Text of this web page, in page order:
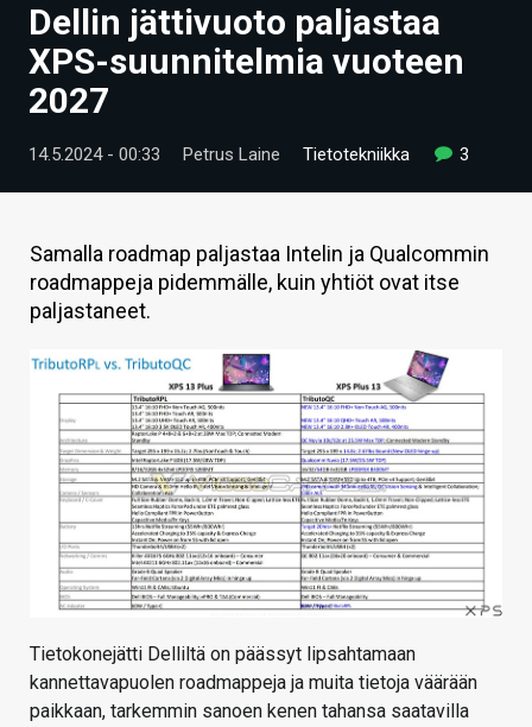
UUTISET
ARTIKKELIT
VIDEOT
TECHBBS
TIETOA
HINTA.FI
VAIHDA TEEMA
HAKU
Dellin jättivuoto paljastaa
XPS-suunnitelmia vuoteen
2027
14.5.2024 - 00:33 Petrus Laine Tietotekniikka 3
Samalla roadmap paljastaa Intelin ja Qualcommin
roadmappeja pidemmälle, kuin yhtiöt ovat itse
paljastaneet.
Tietokonejätti Delliltä on päässyt lipsahtamaan
kannettavapuolen roadmappeja ja muita tietoja väärään
paikkaan, tarkemmin sanoen kenen tahansa saatavilla